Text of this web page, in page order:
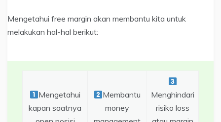
Mengetahui free margin akan membantu kita untuk
melakukan hal-hal berikut:
Mengetahui
kapan saatnya
Membantu
money
Menghindari
risiko loss